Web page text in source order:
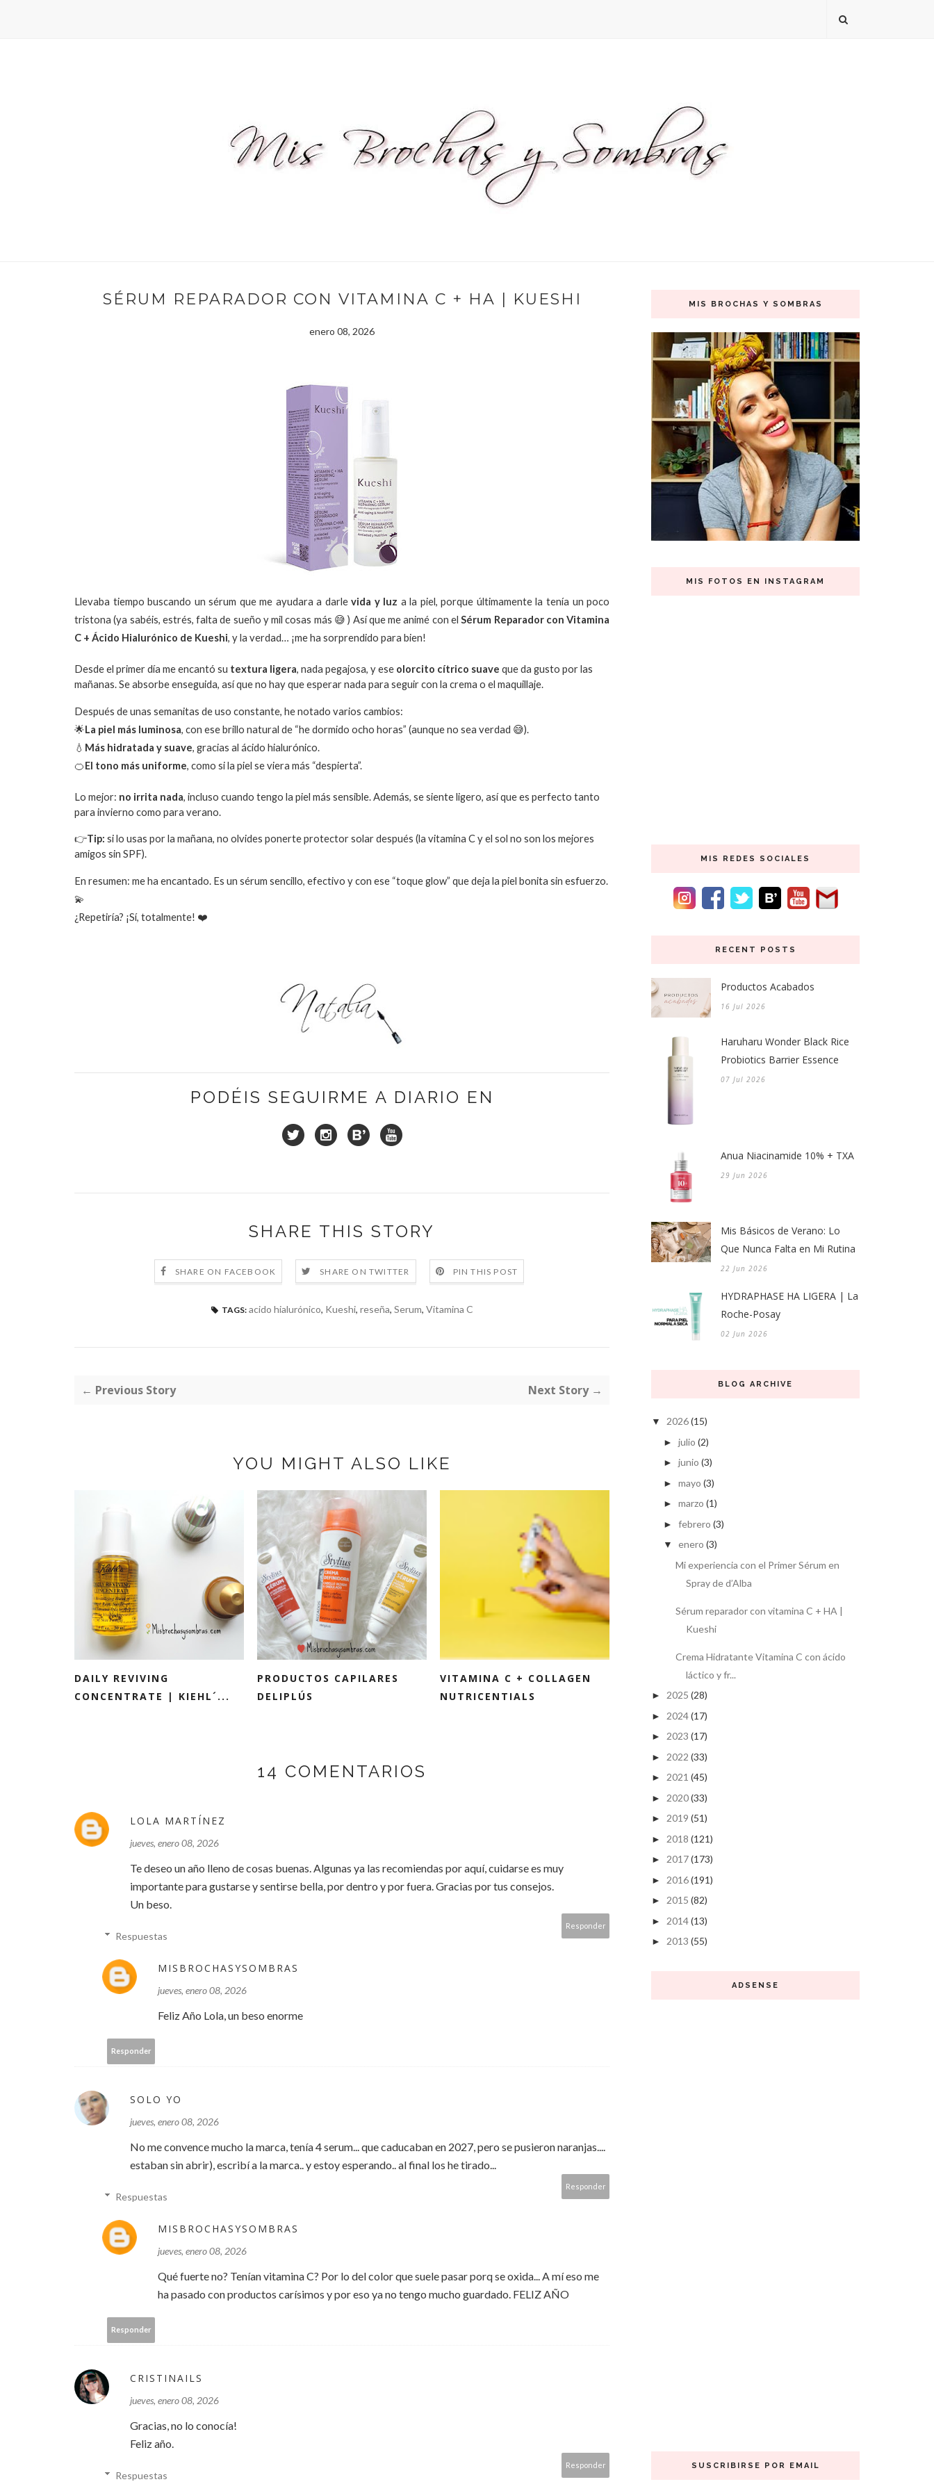
SÉRUM REPARADOR CON VITAMINA C + HA | KUESHI
enero 08, 2026
Llevaba tiempo buscando un sérum que me ayudara a darlevida y luz a la piel, porque últimamente la tenía un poco
tristona (ya sabéis, estrés, falta de sueño y mil cosas más 😅 ) Así que me animé con elSérum Reparador con Vitamina
C + Ácido Hialurónico de Kueshi, y la verdad… ¡me ha sorprendido para bien!
Desde el primer día me encantó su textura ligera, nada pegajosa, y ese olorcito cítrico suave que da gusto por las
mañanas. Se absorbe enseguida, así que no hay que esperar nada para seguir con la crema o el maquillaje.
Después de unas semanitas de uso constante, he notado varios cambios:
🌟La piel más luminosa, con ese brillo natural de “he dormido ocho horas” (aunque no sea verdad 😅).
💧 Más hidratada y suave, gracias al ácido hialurónico.
🍊El tono más uniforme, como si la piel se viera más “despierta”.
Lo mejor: no irrita nada, incluso cuando tengo la piel más sensible. Además, se siente ligero, así que es perfecto tanto
para invierno como para verano.
👉Tip: si lo usas por la mañana, no olvides ponerte protector solar después (la vitamina C y el sol no son los mejores
amigos sin SPF).
En resumen: me ha encantado. Es un sérum sencillo, efectivo y con ese “toque glow” que deja la piel bonita sin esfuerzo.
💫
¿Repetiría? ¡Sí, totalmente! ❤️
PODÉIS SEGUIRME A DIARIO EN
SHARE THIS STORY
SHARE ON FACEBOOK SHARE ON TWITTER PIN THIS POST
TAGS: acido hialurónico, Kueshi, reseña, Serum, Vitamina C
← Previous Story Next Story →
YOU MIGHT ALSO LIKE
DAILY REVIVING
CONCENTRATE | KIEHL´...
PRODUCTOS CAPILARES
DELIPLÚS
VITAMINA C + COLLAGEN
NUTRICENTIALS
14 COMENTARIOS
LOLA MARTÍNEZ
jueves, enero 08, 2026
Te deseo un año lleno de cosas buenas. Algunas ya las recomiendas por aquí, cuidarse es muy
importante para gustarse y sentirse bella, por dentro y por fuera. Gracias por tus consejos.
Un beso.
Responder
Respuestas
MISBROCHASYSOMBRAS
jueves, enero 08, 2026
Feliz Año Lola, un beso enorme
Responder
SOLO YO
jueves, enero 08, 2026
No me convence mucho la marca, tenía 4 serum... que caducaban en 2027, pero se pusieron naranjas....
estaban sin abrir), escribí a la marca.. y estoy esperando.. al final los he tirado...
Responder
Respuestas
MISBROCHASYSOMBRAS
jueves, enero 08, 2026
Qué fuerte no? Tenían vitamina C? Por lo del color que suele pasar porq se oxida... A mí eso me
ha pasado con productos carísimos y por eso ya no tengo mucho guardado. FELIZ AÑO
Responder
CRISTINAILS
jueves, enero 08, 2026
Gracias, no lo conocía!
Feliz año.
Responder
Respuestas
MIS BROCHAS Y SOMBRAS
MIS FOTOS EN INSTAGRAM
MIS REDES SOCIALES
RECENT POSTS
Productos Acabados
16 Jul 2026
Haruharu Wonder Black Rice
Probiotics Barrier Essence
07 Jul 2026
Anua Niacinamide 10% + TXA
29 Jun 2026
Mis Básicos de Verano: Lo
Que Nunca Falta en Mi Rutina
22 Jun 2026
HYDRAPHASE HA LIGERA | La
Roche-Posay
02 Jun 2026
BLOG ARCHIVE
▼ 2026(15)
► julio (2)
► junio (3)
► mayo (3)
► marzo (1)
► febrero (3)
▼ enero (3)
Mi experiencia con el Primer Sérum en
Spray de d’Alba
Sérum reparador con vitamina C + HA |
Kueshi
Crema Hidratante Vitamina C con ácido
láctico y fr...
► 2025 (28)
► 2024(17)
► 2023 (17)
► 2022 (33)
► 2021 (45)
► 2020(33)
► 2019 (51)
► 2018 (121)
► 2017(173)
► 2016(191)
► 2015 (82)
► 2014(13)
► 2013 (55)
ADSENSE
SUSCRIBIRSE POR EMAIL